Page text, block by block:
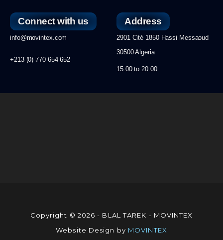
Connect with us
info@movintex.com
+213 (0) 770 654 652
Address
2901 Cité 1850 Hassi Messaoud
30500 Algeria
15:00 to 20:00
Copyright © 2026 - BLAL TAREK - MOVINTEX
Website Design by MOVINTEX